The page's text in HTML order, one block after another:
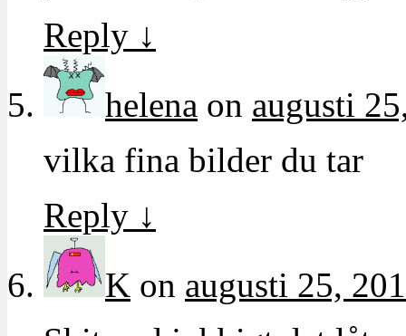
Reply ↓
helena on augusti
vilka fina bilder du tar
Reply ↓
K on augusti 25,